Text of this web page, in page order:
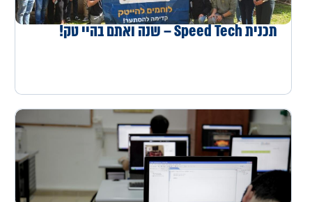
תכנית Speed Tech – שנה ואתם בהיי טק!